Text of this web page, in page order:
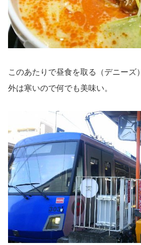
このあたりで昼食を取る（デニーズ）
外は寒いので何でも美味い。